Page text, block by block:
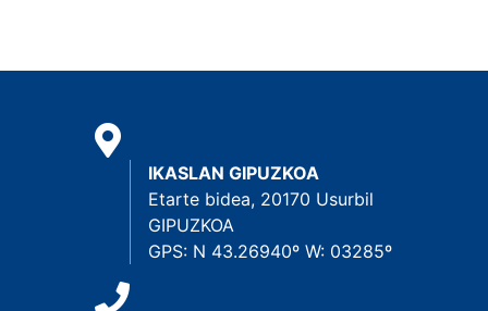
IKASLAN GIPUZKOA
Etarte bidea, 20170 Usurbil
GIPUZKOA
GPS: N 43.26940º W: 03285º